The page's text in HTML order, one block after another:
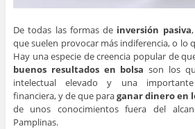
De todas las formas de inversión pasiva
que suelen provocar más indiferencia, o lo
Hay una especie de creencia popular de
buenos resultados en bolsa son los
intelectual elevado y una importante
financiera, y de que paraganar dinero en
de unos conocimientos fuera del
Pamplinas.